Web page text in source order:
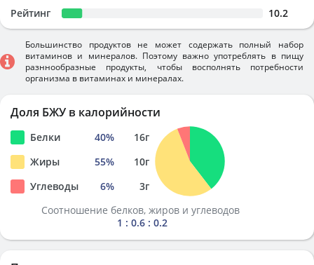
Рейтинг 10.2
Большинство продуктов не может содержать полный набор
витаминов и минералов. Поэтому важно употреблять в пищу
разннообразные продукты, чтобы восполнять потребности
организма в витаминах и минералах.
Доля БЖУ в калорийности
Белки 40% 16г
Жиры
55% 10г
Углеводы
6% 3г
Соотношение белков, жиров и углеводов
1 : 0.6 : 0.2